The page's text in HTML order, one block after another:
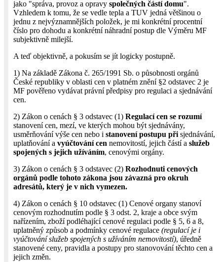
jako "správa, provoz a opravy společných částí domu".
Vzhledem k tomu, že se vedle tepla a TUV jedná většinou o
jednu z nejvýznamnějších položek, je mi konkrétní procentní
číslo pro dohodu a konkrétní náhradní postup dle Výměru MF
subjektivně milejší.
A teď objektivně, a pokusím se jít logicky postupně.
1) Na základě Zákona č. 265/1991 Sb. o působnosti orgánů
České republiky v oblasti cen v platném znění §2 odstavec 2 je
MF pověřeno vydávat právní předpisy pro regulaci a sjednávání
cen.
2) Zákon o cenách § 3 odstavec (1) Regulací cen se rozumí
stanovení cen, mezí, ve kterých mohou být sjednávány,
usměrňování výše cen nebo i stanovení postupu přisjednávání,
uplatňování a vyúčtování cen nemovitostí, jejich částí a služeb
spojených s jejich užíváním, cenovými orgány.
3) Zákon o cenách § 3 odstavec (2) Rozhodnuti cenových
orgánů podle tohoto zákona jsou závazná pro okruh
adresátů, který je v nich vymezen.
4) Zákon o cenách § 10 odstavec (1) Cenové organy stanoví
cenovým rozhodnutím podle § 3 odst. 2, kraje a obce svým
nařízením, zboží podléhající cenové regulaci podle § 5, 6 a 8,
uplatněný způsob a podmínky cenové regulace (regulací je i
vyúčtování služeb spojených s užíváním nemovitostí), úředně
stanovené ceny, pravidla a postupy pro stanovování těchto cen a
jejich změn.